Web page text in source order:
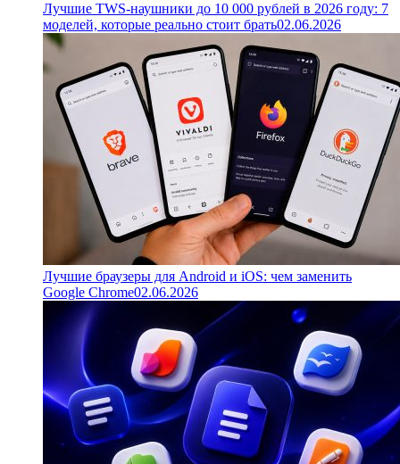
Лучшие TWS-наушники до 10 000 рублей в 2026 году: 7
моделей, которые реально стоит брать02.06.2026
Лучшие браузеры для Android и iOS: чем заменить
Google Chrome02.06.2026